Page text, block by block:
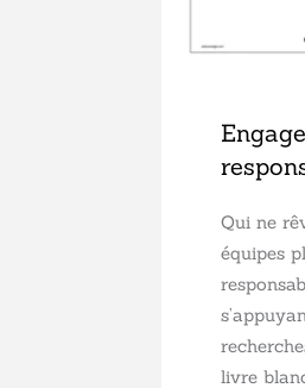
Qui ne
équipes
livre